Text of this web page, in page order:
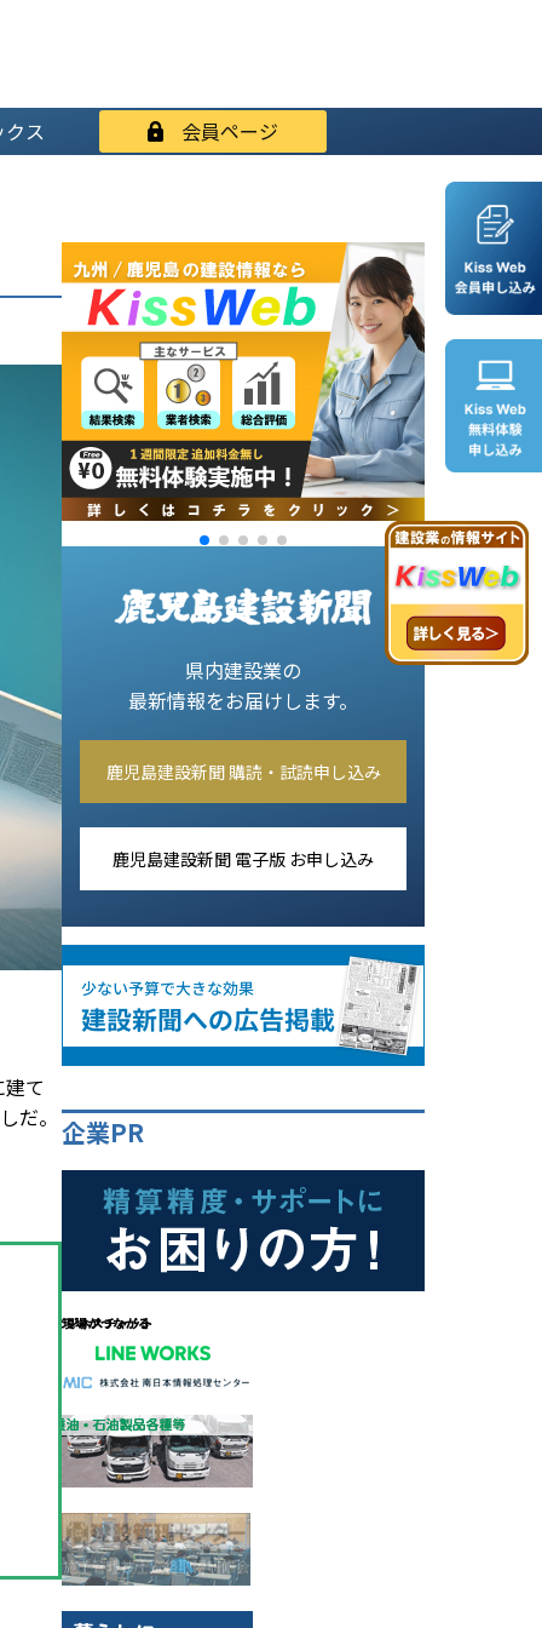
ス 会員ページ
て
だ。
県内建設業の
最新情報をお届けします。
鹿児島建設新聞 購読・試読申し込み
鹿児島建設新聞 電子版 お申し込み
企業PR